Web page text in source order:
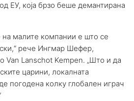
ЕУ, која брзо беше демантирана
на малите компании е што се
рече Ингмар Шефер,
Van Lanschot Kempen. „Што и да
царини, локалната
погодена колку глобален играч